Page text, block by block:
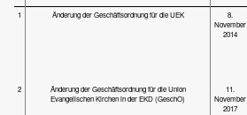
1 Änderung der Geschäftsordnung für die UEK
8.
November
2014
2
Änderung der Geschäftsordnung für die Union
Evangelischen Kirchen in der EKD (GeschO)
11.
November
2017